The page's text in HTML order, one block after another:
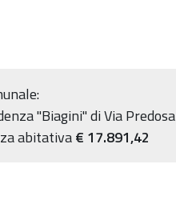
"Biagini" di Via Predosa
abitativa€ 17.891,42